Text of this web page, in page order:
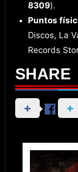
8309).
Puntos
Discos, La
Records
SHARE